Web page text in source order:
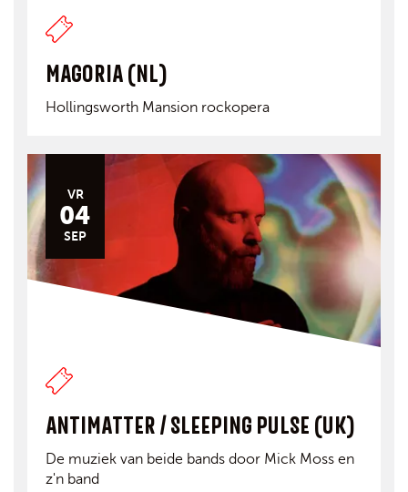
MAGORIA (NL)
Hollingsworth Mansion rockopera
VR
04
SEP
ANTIMATTER / SLEEPING PULSE (UK)
De muziek van beide bands door Mick Moss en
z'n band